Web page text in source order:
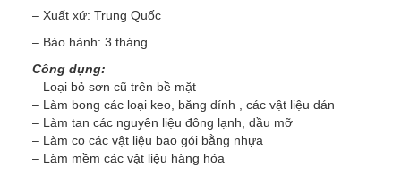
– Xuất xứ: Trung Quốc
– Bảo hành: 3 tháng
Công dụng:
– Loại bỏ sơn cũ trên bề mặt
– Làm bong các loại keo, băng dính , các vật liệu dán
– Làm tan các nguyên liệu đông lạnh, dầu mỡ
– Làm co các vật liệu bao gói bằng nhựa
– Làm mềm các vật liệu hàng hóa